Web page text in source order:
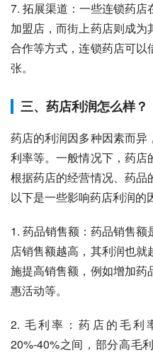
7. 拓展渠道：一些连锁药
加盟店，而街上药店则成
合作等方式，连锁药店可
张。
三、药店利润怎么样？
药店的利润因多种因素而
利率等。一般情况下，药店
根据药店的经营情况、药品
以下是一些影响药店利润的
1. 药品销售额：药品销售
店销售额越高，其利润也
施提高销售额，例如增加
惠活动等。
2. 毛利率：药店的毛利
20%-40%之间，部分高毛